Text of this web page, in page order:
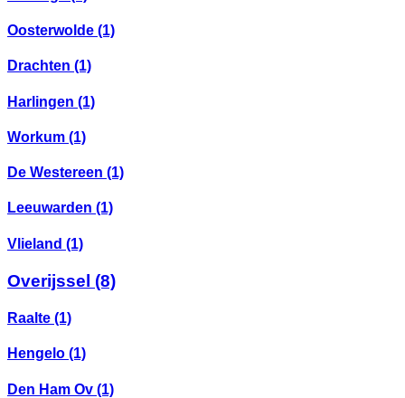
Oosterwolde (1)
Drachten (1)
Harlingen (1)
Workum (1)
De Westereen (1)
Leeuwarden (1)
Vlieland (1)
Overijssel (8)
Raalte (1)
Hengelo (1)
Den Ham Ov (1)